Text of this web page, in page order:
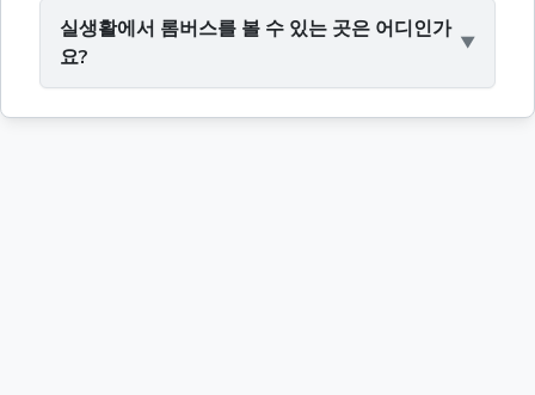
실생활에서 롬버스를 볼 수 있는 곳은 어디인가
요?